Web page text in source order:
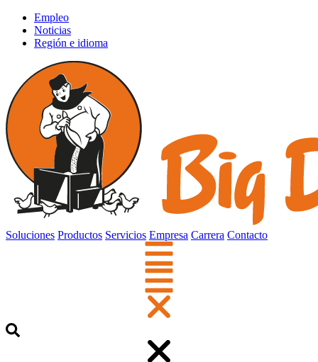
Empleo
Noticias
Región e idioma
Soluciones Productos Servicios Empresa Carrera Contacto